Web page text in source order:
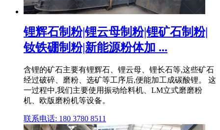
锂辉石制粉|锂云母制粉|锂矿石制粉|
钕铁硼制粉|新能源粉体加 ...
含锂的矿石主要有锂辉石、锂云母、锂长石等,这些矿石
经过破碎、磨粉、选矿等工序后,便能加工成碳酸锂。 这
一过程中,我们主要使用振动给料机、LM立式磨磨粉
机、欧版磨粉机等设备。
联系电话: 180 3780 8511